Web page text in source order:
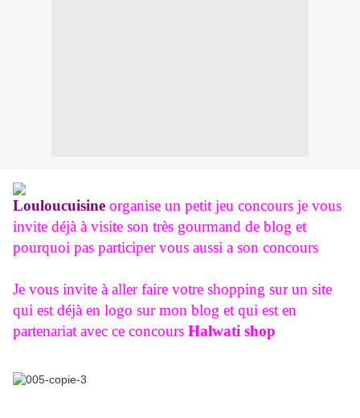
Louloucuisine organise un petit jeu concours je vous
invite déjà à visite son très gourmand de blog et
pourquoi pas participer vous aussi a son concours
Je vous invite à aller faire votre shopping sur un site
qui est déjà en logo sur mon blog et qui est en
partenariat avec ce concours Halwati shop